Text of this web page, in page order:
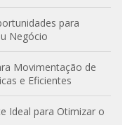
para
Negócio
Movimentação de
e Eficientes
Ideal para Otimizar o